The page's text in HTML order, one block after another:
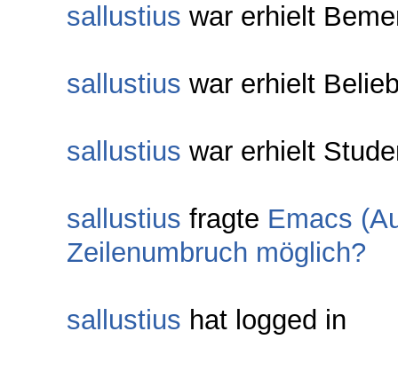
sallustius war erhielt
sallustius war erhielt
sallustius war erhielt
sallustius fragte Emacs
Zeilenumbruch möglich?
sallustius hat logged in